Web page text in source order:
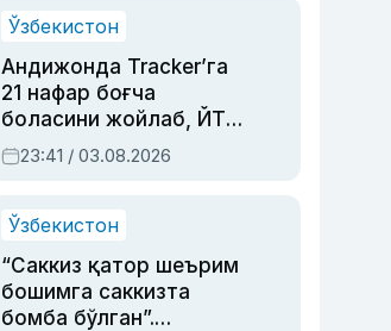
Ўзбекистон
Андижонда Tracker’га
21 нафар боғча
боласини жойлаб, ЙТҲ
содир этган аёлга суд
ҳукми ўқилди
23:41 / 03.08.2026
Ўзбекистон
“Саккиз қатор шеърим
бошимга саккизта
бомба бўлган”.